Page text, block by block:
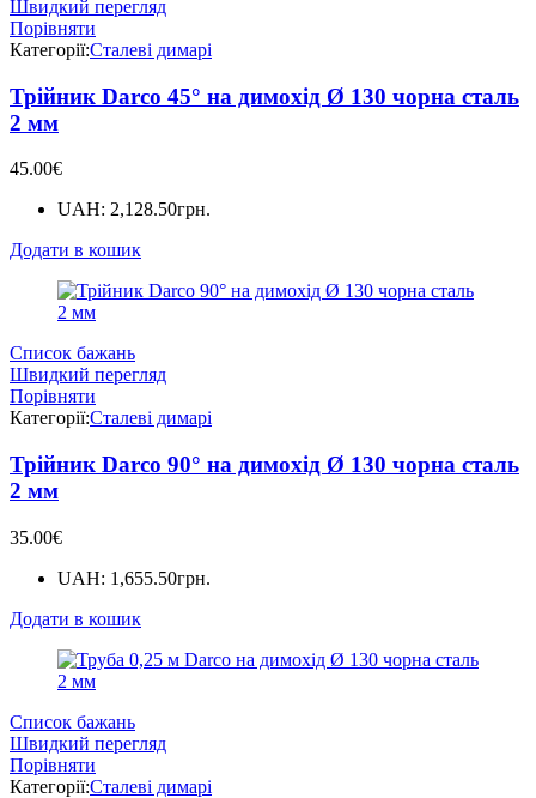
Швидкий перегляд
Порівняти
Категорії:Сталеві димарі
Трійник Darco 45° на димохід Ø 130 чорна сталь
2 мм
45.00€
UAH: 2,128.50грн.
Додати в кошик
Список бажань
Швидкий перегляд
Порівняти
Категорії:Сталеві димарі
Трійник Darco 90° на димохід Ø 130 чорна сталь
2 мм
35.00€
UAH: 1,655.50грн.
Додати в кошик
Список бажань
Швидкий перегляд
Порівняти
Категорії:Сталеві димарі